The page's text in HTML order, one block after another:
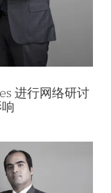
进行网络研讨